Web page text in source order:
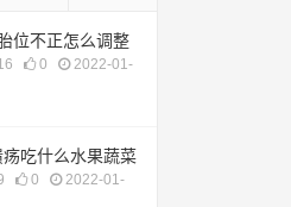
位不正怎么调整
0
2022-01-
疡吃什么水果蔬菜
0
2022-01-